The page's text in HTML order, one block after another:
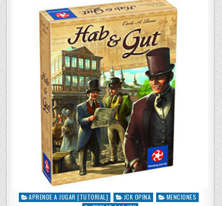
P
APRENDE A JUGAR [TUTORIAL] JCK OPINA
MENCIONES